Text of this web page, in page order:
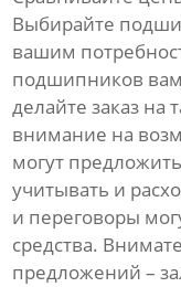
Выбирайте
вашим
подшипников
делайте заказ на
внимание на
могут
учитывать и
и переговоры
средства.
предложений –